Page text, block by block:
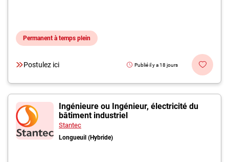
Permanent à temps plein
Postulez ici Publié il y a 18 jours
Ingénieure ou Ingénieur, électricité du
bâtiment industriel
Stantec
Longueuil (Hybride)